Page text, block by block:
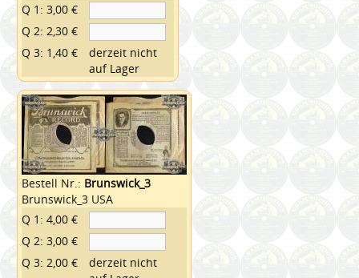
Q 1: 3,00 €
Q 2: 2,30 €
Q 3: 1,40 €
derzeit nicht
auf Lager
Bestell Nr.: Brunswick_3
Brunswick_3 USA
Q 1: 4,00 €
Q 2: 3,00 €
Q 3: 2,00 €
derzeit nicht